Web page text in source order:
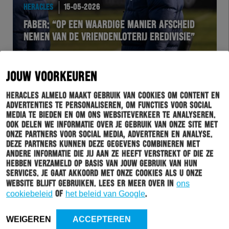
JOUW VOORKEUREN
Heracles Almelo maakt gebruik van cookies om content en
advertenties te personaliseren, om functies voor social
media te bieden en om ons websiteverkeer te analyseren.
Ook delen we informatie over je gebruik van onze site met
onze partners voor social media, adverteren en analyse.
Deze partners kunnen deze gegevens combineren met
andere informatie die jij aan ze heeft verstrekt of die ze
hebben verzameld op basis van jouw gebruik van hun
services. Je gaat akkoord met onze cookies als u onze
website blijft gebruiken. Lees er meer over in ons
cookiebeleid of het beleid van Google.
WEIGEREN ACCEPTEREN
HERACLES 15-05-2026
FABER: “OP EEN WAARDIGE MANIER AFSCHEID
NEMEN VAN DE VRIENDENLOTERIJ EREDIVISIE”
HERACLES 15-05-2026
BEZOEKERSINFORMATIE HERACLES ALMELO – FC